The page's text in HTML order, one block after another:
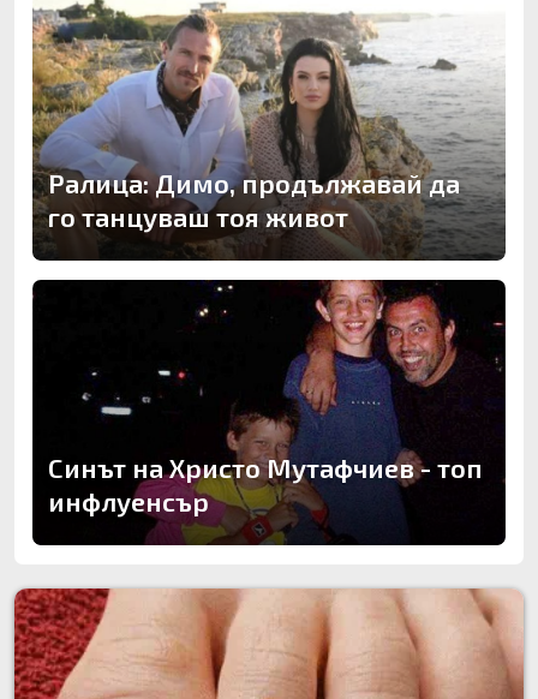
Ралица: Димо, продължавай да
го танцуваш тоя живот
Синът на Христо Мутафчиев - топ
инфлуенсър